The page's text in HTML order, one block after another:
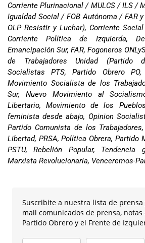
Corriente Plurinacional / MULCS / ILS /
Igualdad Social / FOB Autónoma / FAR
OLP Resistir y Luchar), Corriente
Corriente Política de Izquierda,
Emancipación Sur, FAR, Fogoneros
de Trabajadores Unidad (Partido
Socialistas PTS, Partido Obrero PO,
Movimiento Socialista de los
Sur, Nuevo Movimiento al
Libertario, Movimiento de los
feminista desde abajo, Opinion
Partido Comunista de los
Libertad, PRSA, Política Obrera, Partido
PSTU, Rebelión Popular, Tendencia
Marxista Revolucionaria, Venceremos-
Suscribite a nuestra lista de
mail comunicados de prensa,
Partido Obrero y el Frente de